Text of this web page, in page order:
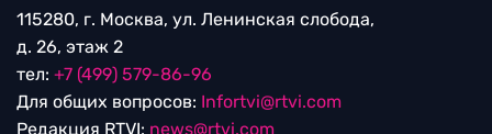
115280, г. Москва, ул. Ленинская слобода,
д. 26, этаж 2
тел: +7 (499) 579-86-96
Для общих вопросов: Infortvi@rtvi.com
Редакция RTVI: news@rtvi.com